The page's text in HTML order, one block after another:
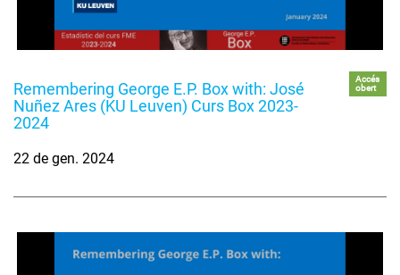
Remembering George E.P. Box with: José
Nuñez Ares (KU Leuven) Curs Box 2023-
2024
Accés
obert
22 de gen. 2024